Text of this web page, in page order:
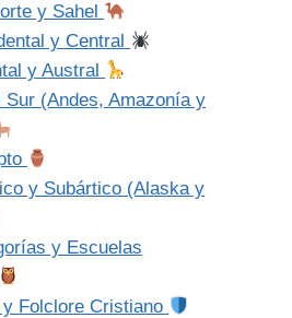
y Sahel
y Central
y Austral
Sur (Andes, Amazonía y
y Subártico (Alaska y
y Escuelas
Folclore Cristiano